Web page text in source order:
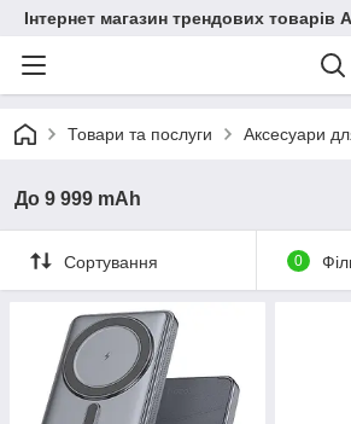
Інтернет магазин трендових товарів
Товари та послуги Аксесуари
До 9 999 mAh
Сортування 0